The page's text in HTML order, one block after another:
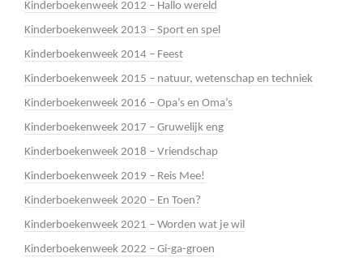
Kinderboekenweek 2012 – Hallo wereld
Kinderboekenweek 2013 – Sport en spel
Kinderboekenweek 2014 – Feest
Kinderboekenweek 2015 – natuur, wetenschap en techniek
Kinderboekenweek 2016 – Opa’s en Oma’s
Kinderboekenweek 2017 – Gruwelijk eng
Kinderboekenweek 2018 – Vriendschap
Kinderboekenweek 2019 – Reis Mee!
Kinderboekenweek 2020 – En Toen?
Kinderboekenweek 2021 – Worden wat je wil
Kinderboekenweek 2022 – Gi-ga-groen